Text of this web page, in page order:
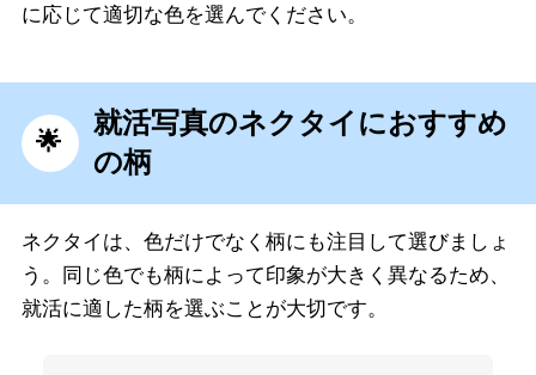
に応じて適切な色を選んでください。
就活写真のネクタイにおすすめ
の柄
ネクタイは、色だけでなく柄にも注目して選びましょ
う。同じ色でも柄によって印象が大きく異なるため、
就活に適した柄を選ぶことが大切です。